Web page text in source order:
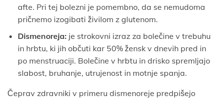
afte. Pri tej bolezni je pomembno, da se nemudoma
pričnemo izogibati živilom z glutenom.
Dismenoreja:je strokovni izraz za bolečine v trebuhu
in hrbtu, ki jih občuti kar 50% žensk v dnevih pred in
po menstruaciji. Bolečine v hrbtu in drisko spremljajo
slabost, bruhanje, utrujenost in motnje spanja.
Čeprav zdravniki v primeru dismenoreje predpišejo